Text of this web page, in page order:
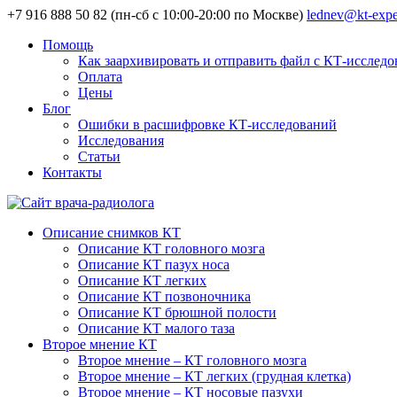
+7 916 888 50 82 (пн-сб с 10:00-20:00 по Москве) lednev@kt-
Помощь
Как заархивировать и отправить файл с КТ-
Оплата
Цены
Блог
Ошибки в расшифровке КТ-исследований
Исследования
Статьи
Контакты
Описание снимков КТ
Описание КТ головного мозга
Описание КТ пазух носа
Описание КТ легких
Описание КТ позвоночника
Описание КТ брюшной полости
Описание КТ малого таза
Второе мнение КТ
Второе мнение – КТ головного мозга
Второе мнение – КТ легких (грудная клетка)
Второе мнение – КТ носовые пазухи